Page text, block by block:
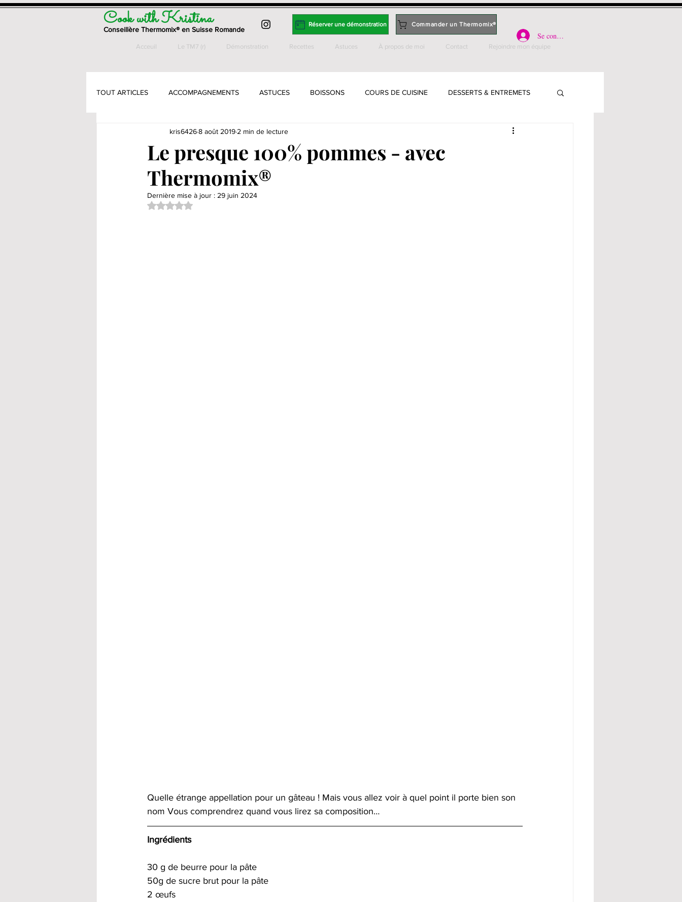
Cook with Kristina
Conseillère Thermomix® en Suisse Romande
Réserver une démonstration Commander un Thermomix®
Se connecter
Acceuil Le TM7 (r) Démonstration Recettes Astuces À propos de moi Contact Rejoindre mon équipe
TOUT ARTICLES ACCOMPAGNEMENTS ASTUCES BOISSONS COURS DE CUISINE DESSERTS & ENTREMETS
GATEAUX & PETITS BISCUITS INCLASSABLES
PAINS & VIENNOISSERIES PÂTES & RIZ
Le presque 100% pommes - avec
Thermomix®
kris64268 août 2019 2 min de lecture
Dernière mise à jour : 29 juin 2024
Noté NaN étoiles sur 5.
Quelle étrange appellation pour un gâteau ! Mais vous allez voir à quel point il porte bien son
nom Vous comprendrez quand vous lirez sa composition…
Ingrédients
30 g de beurre pour la pâte
50g de sucre brut pour la pâte
2 œufs